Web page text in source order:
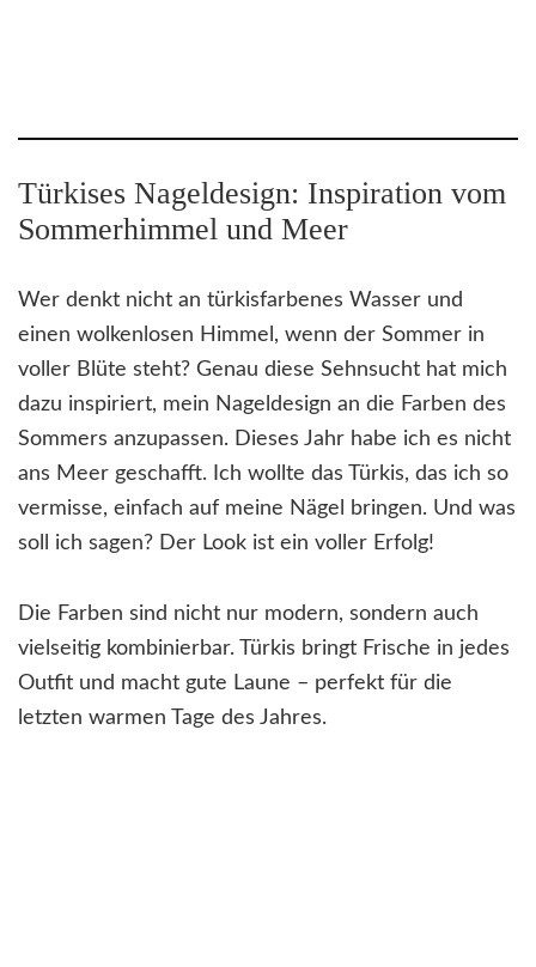
Türkises Nageldesign: Inspiration vom
Sommerhimmel und Meer
Wer denkt nicht an türkisfarbenes Wasser und
einen wolkenlosen Himmel, wenn der Sommer in
voller Blüte steht? Genau diese Sehnsucht hat mich
dazu inspiriert, mein Nageldesign an die Farben des
Sommers anzupassen. Dieses Jahr habe ich es nicht
ans Meer geschafft. Ich wollte das Türkis, das ich so
vermisse, einfach auf meine Nägel bringen. Und was
soll ich sagen? Der Look ist ein voller Erfolg!
Die Farben sind nicht nur modern, sondern auch
vielseitig kombinierbar. Türkis bringt Frische in jedes
Outfit und macht gute Laune – perfekt für die
letzten warmen Tage des Jahres.